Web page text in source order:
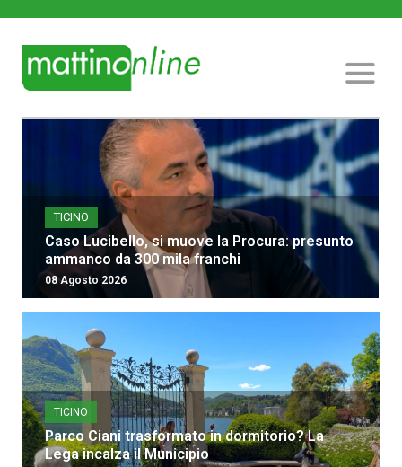
TICINO
Caso Lucibello, si muove la Procura: presunto
ammanco da 300 mila franchi
08 Agosto 2026
TICINO
Parco Ciani trasformato in dormitorio? La
Lega incalza il Municipio